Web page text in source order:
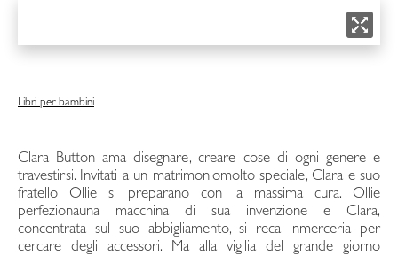
Libri per bambini
Clara Button ama disegnare, creare cose di ogni genere e
travestirsi. Invitati a un matrimoniomolto speciale, Clara e suo
fratello Ollie si preparano con la massima cura. Ollie
perfezionauna macchina di sua invenzione e Clara,
concentrata sul suo abbigliamento, si reca inmerceria per
cercare degli accessori. Ma alla vigilia del grande giorno